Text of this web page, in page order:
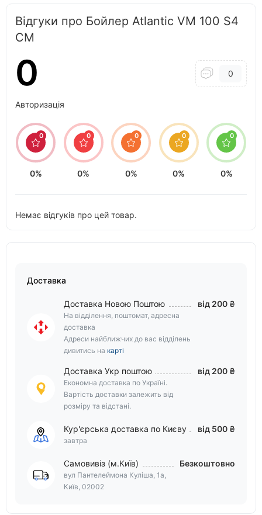
Відгуки про Бойлер Atlantic VM 100 S4
CM
0 0
Авторизація
0
0%
0
0%
0
0%
0
0%
0
0%
Немає відгуків про цей товар.
Доставка
Доставка Новою Поштою
На відділення, поштомат, адресна
доставка
Адреси найближчих до вас відділень
дивитись на карті
від 200 ₴
Доставка Укр поштою
Економна доставка по Україні.
Вартість доставки залежить від
розміру та відстані.
від 200 ₴
Кур'єрська доставка по Києву
завтра
від 500 ₴
Самовивіз (м.Київ)
вул Пантелеймона Куліша, 1а,
Київ, 02002
Безкоштовно